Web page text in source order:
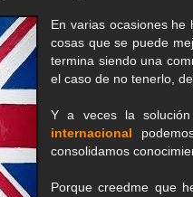
En varias ocasiones
cosas que se puede
termina siendo una
el caso de no tenerlo,
Y a veces la
internacional
consolidamos
Porque creedme que